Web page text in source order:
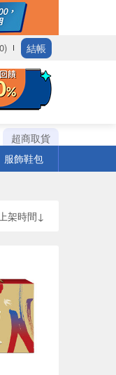
結帳
超商取貨
服飾鞋包
架時間↓